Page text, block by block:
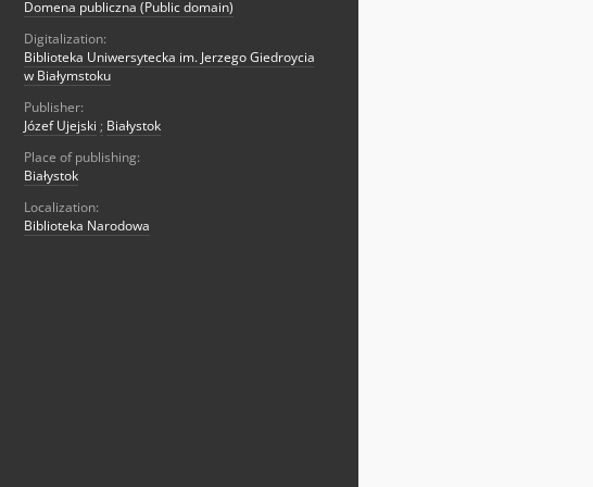
Domena publiczna (Public domain)
Digitalization:
Biblioteka Uniwersytecka im. Jerzego Giedroycia
w Białymstoku
Publisher:
Józef Ujejski ; Białystok
Place of publishing:
Białystok
Localization:
Biblioteka Narodowa